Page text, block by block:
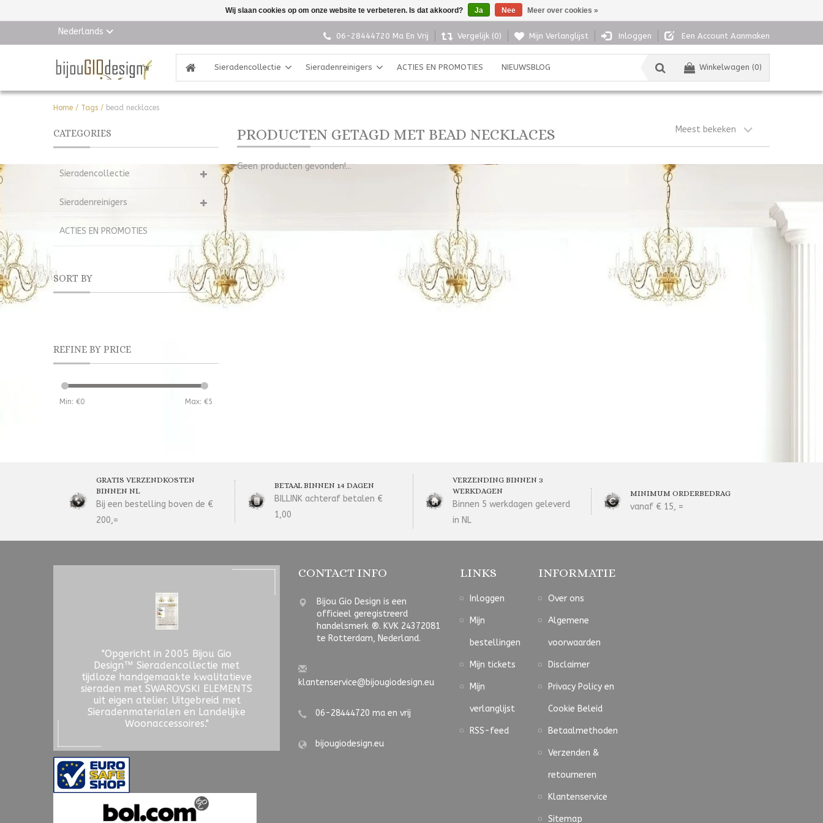
Nederlands 06-28444720 Ma En Vrij Vergelijk (0) Mijn Verlanglijst Inloggen Een Account Aanmaken
Winkelwagen (0)
Sieradencollectie Sieradenreinigers ACTIES EN PROMOTIES NIEUWSBLOG
Home / Tags / bead necklaces
CATEGORIES
Sieradencollectie
Sieradenreinigers
ACTIES EN PROMOTIES
SORT BY
REFINE BY PRICE
Min: €0 Max: €5
PRODUCTEN GETAGD MET BEAD NECKLACES Meest bekeken
Geen producten gevonden!...
GRATIS VERZENDKOSTEN
BINNEN NL
Bij een bestelling boven de €
200,=
BETAAL BINNEN 14 DAGEN
BILLINK achteraf betalen €
1,00
VERZENDING BINNEN 3
WERKDAGEN
Binnen 5 werkdagen geleverd
in NL
MINIMUM ORDERBEDRAG
vanaf € 15, =
"Opgericht in 2005 Bijou Gio
Design™ Sieradencollectie met
tijdloze handgemaakte kwalitatieve
sieraden met SWAROVSKI ELEMENTS
uit eigen atelier. Uitgebreid met
Sieradenmaterialen en Landelijke
Woonaccessoires."
CONTACT INFO
Bijou Gio Design is een
officieel geregistreerd
handelsmerk ®. KVK 24372081
te Rotterdam, Nederland.
klantenservice@bijougiodesign.eu
06-28444720 ma en vrij
bijougiodesign.eu
LINKS
Inloggen
Mijn
bestellingen
Mijn tickets
Mijn
verlanglijst
RSS-feed
INFORMATIE
Over ons
Algemene
voorwaarden
Disclaimer
Privacy Policy en
Cookie Beleid
Betaalmethoden
Verzenden &
retourneren
Klantenservice
Sitemap
Wij slaan cookies op om onze website te verbeteren. Is dat akkoord? Ja Nee Meer over cookies »